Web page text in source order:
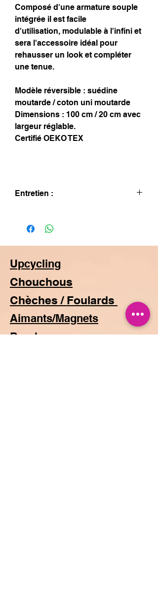
Composé d'une armature souple
intégrée il est facile
d'utilisation, modulable à l'infini et
sera l'accessoire idéal pour
rehausser un look et compléter
une tenue.
Modèle réversible : suédine
moutarde / coton uni moutarde
Dimensions : 100 cm / 20 cm avec
largeur réglable.
Certifié OEKO TEX
Entretien :
Upcycling
Chouchous
Chèches / Foulards
Aimants/Magnets
Broches